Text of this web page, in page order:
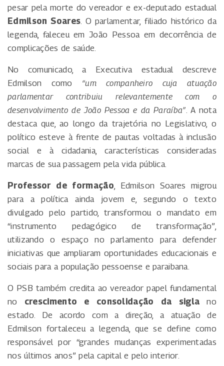
pesar pela morte do vereador e ex-deputado estadual
Edmilson Soares. O parlamentar, filiado histórico da
legenda, faleceu em João Pessoa em decorrência de
complicações de saúde.
No comunicado, a Executiva estadual descreve
Edmilson como “um companheiro cuja atuação
parlamentar contribuiu relevantemente com o
desenvolvimento de João Pessoa e da Paraíba”. A nota
destaca que, ao longo da trajetória no Legislativo, o
político esteve à frente de pautas voltadas à inclusão
social e à cidadania, características consideradas
marcas de sua passagem pela vida pública.
Professor de formação, Edmilson Soares migrou
para a política ainda jovem e, segundo o texto
divulgado pelo partido, transformou o mandato em
“instrumento pedagógico de transformação”,
utilizando o espaço no parlamento para defender
iniciativas que ampliaram oportunidades educacionais e
sociais para a população pessoense e paraibana.
O PSB também credita ao vereador papel fundamental
no crescimento e consolidação da sigla no
estado. De acordo com a direção, a atuação de
Edmilson fortaleceu a legenda, que se define como
responsável por “grandes mudanças experimentadas
nos últimos anos” pela capital e pelo interior.